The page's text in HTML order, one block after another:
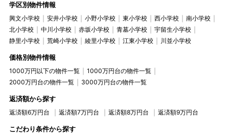
学区別物件情報
興文小学校 安井小学校 小野小学校 東小学校 西小学校
南小学校
北小学校
中川小学校 赤坂小学校 青墓小学校
宇留生小学校
静里小学校
荒崎小学校 綾里小学校 江東小学校 川並小学校
価格別物件情報
1000万円以下の物件一覧
1000万円台の物件一覧
2000万円台の物件一覧
3000万円台の物件一覧
返済額から探す
返済額6万円台 返済額7万円台 返済額8万円台 返済額9万円台
こだわり条件から探す